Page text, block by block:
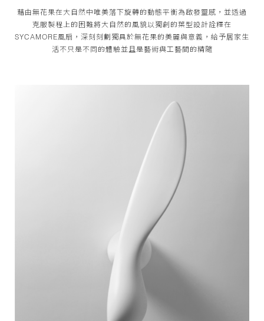
藉由無花果在大自然中唯美落下旋轉的動態平衡為啟發靈感，並透過
克服製程上的困難將大自然的風貌以獨創的葉型設計詮釋在
SYCAMORE風扇，深刻刻劃獨具於無花果的美麗與意義，給予居家生
活不只是不同的體驗並且是藝術與工藝間的精隨